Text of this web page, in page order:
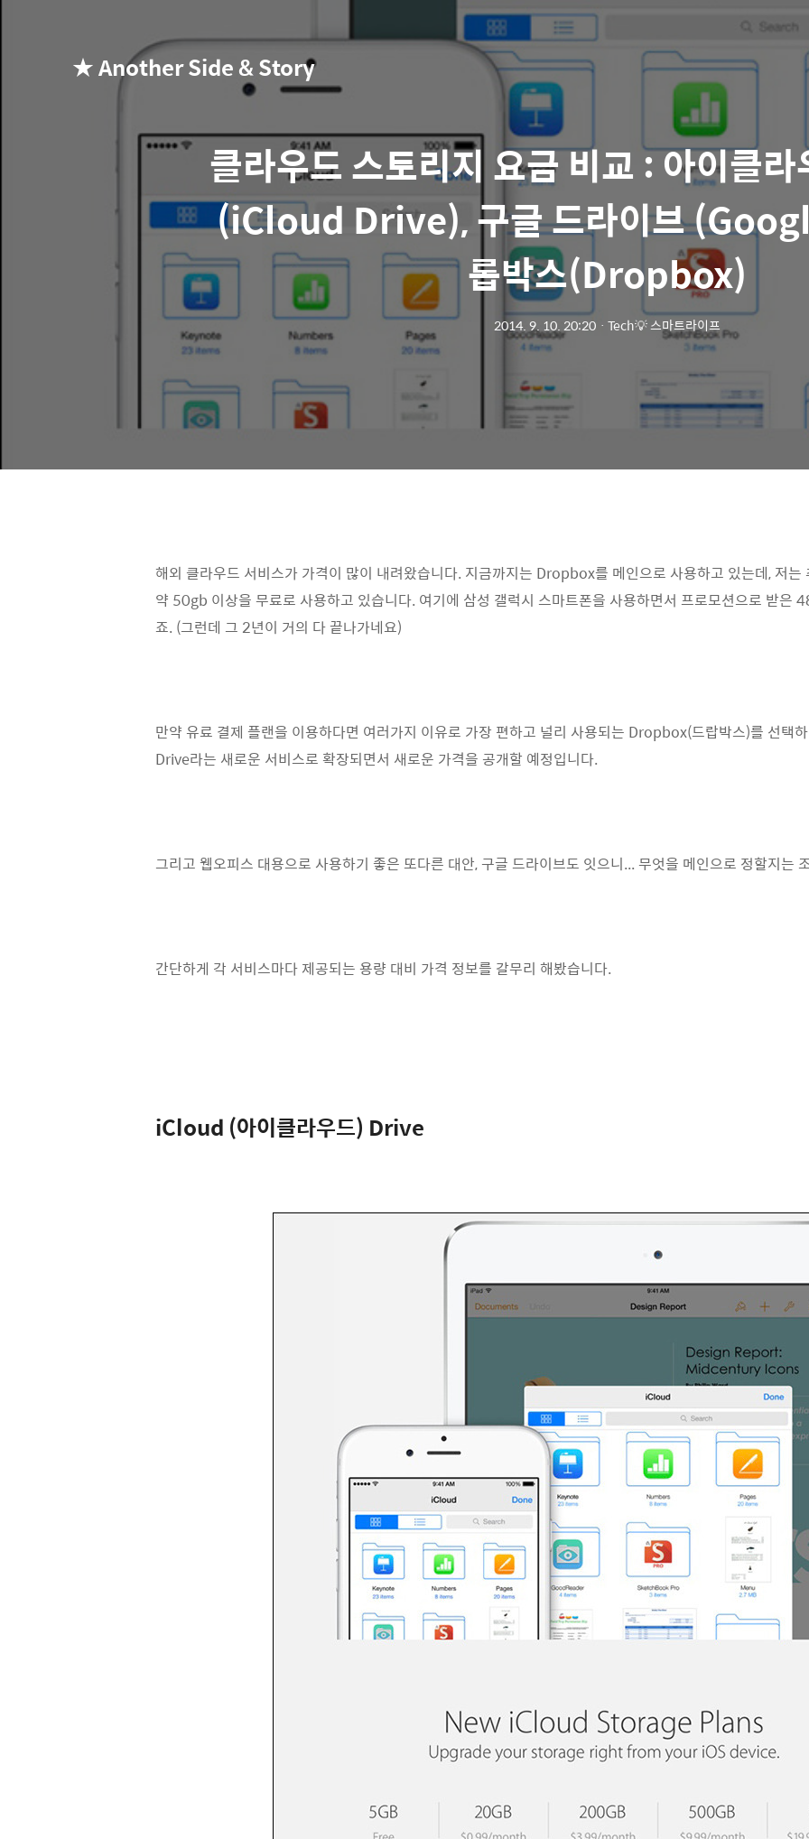
★ Another Side & Story
클라우드 스토리지 요금 비교 : 아이클
(iCloud Drive), 구글 드라이브
롭박스(Dropbox)
2014. 9. 10. 20:20ㆍ Tech💡 스마트라이프
해외 클라우드 서비스가 가격이 많이 내려왔습니다. 지금까지는 Dropbox를 메인으로 사용하고 있는데, 저
약 50gb 이상을 무료로 사용하고 있습니다. 여기에 삼성 갤럭시 스마트폰을 사용하면서 프로모션으로 받은
죠. (그런데 그 2년이 거의 다 끝나가네요)
만약 유료 결제 플랜을 이용하다면 여러가지 이유로 가장 편하고 널리 사용되는 Dropbox(드랍박스)를 선택
Drive라는 새로운 서비스로 확장되면서 새로운 가격을 공개할 예정입니다.
그리고 웹오피스 대용으로 사용하기 좋은 또다른 대안, 구글 드라이브도 잇으니... 무엇을 메인으로 정할지는
간단하게 각 서비스마다 제공되는 용량 대비 가격 정보를 갈무리 해봤습니다.
iCloud (아이클라우드) Drive